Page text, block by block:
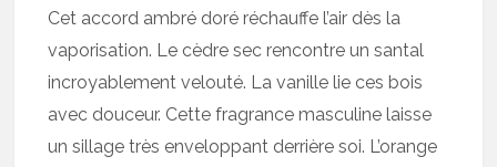
Cet accord ambré doré réchauffe l’air dès la
vaporisation. Le cèdre sec rencontre un santal
incroyablement velouté. La vanille lie ces bois
avec douceur. Cette fragrance masculine laisse
un sillage très enveloppant derrière soi. L’orange